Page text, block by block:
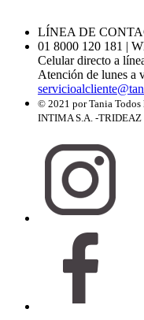
LÍNEA DE
01 8000 120 181 |
Celular directo a
Atención de lunes a
© 2021 por Tania Todos
INTIMA S.A. -